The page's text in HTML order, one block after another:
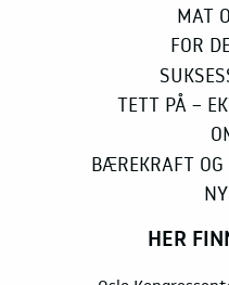
MAT
FOR
TETT PÅ –
BÆREKRAFT
HER